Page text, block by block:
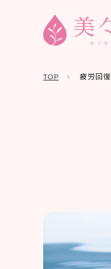
TOP 疲労回復